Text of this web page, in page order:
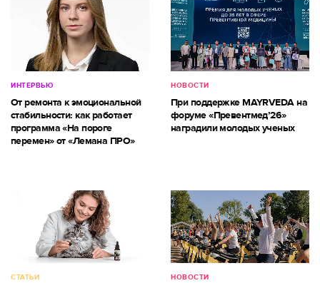
ИНТЕРВЬЮ
От ремонта к эмоциональной
стабильности: как работает
программа «На пороге
перемен» от «Лемана ПРО»
НОВОСТИ
При поддержке MAYRVEDA на
форуме «Превентмед’26»
наградили молодых ученых
СТАТЬИ НОВОСТИ